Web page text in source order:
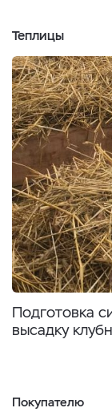
Теплицы
Подготовка
высадку
Покупателю